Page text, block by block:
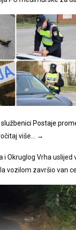
Postaje
više… →
i Okruglog Vrha uslijed
vozilom završio van